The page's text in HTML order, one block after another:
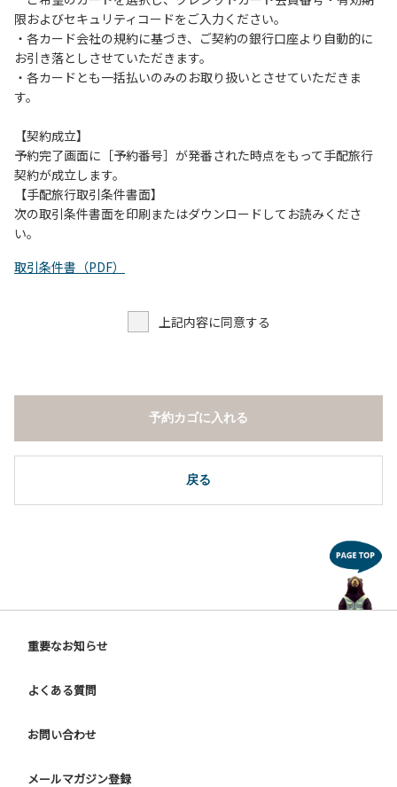
ご用意ください。
【お客様へお願い】
・パブリックスペースでは、食事中以外はマスクの着用をお
願いします。
・トイレは各客室のトイレをご利用ください。
※緊急時以外の食堂のトイレの使用は禁止とさせていただき
ます。
限およびセキュリティコードをご入力ください。
・各カード会社の規約に基づき、ご契約の銀行口座より自動的に
お引き落としさせていただきます。
・各カードとも一括払いのみのお取り扱いとさせていただきま
す。
【契約成立】
予約完了画面に［予約番号］が発番された時点をもって手配旅行
契約が成立します。
【手配旅行取引条件書面】
次の取引条件書面を印刷またはダウンロードしてお読みくださ
い。
取引条件書（PDF）
上記内容に同意する
戻る
予約カゴに入れる
重要なお知らせ
よくある質問
お問い合わせ
メールマガジン登録